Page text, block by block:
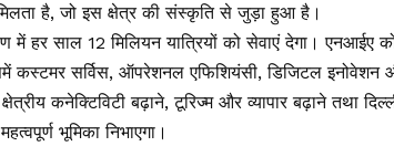
है, जो इस क्षेत्र की संस्कृति से जुड़ा हुआ है।
में हर साल 12 मिलियन यात्रियों को सेवाएं देगा।
कस्टमर सर्विस, ऑपरेशनल एफिशियंसी, डिजिटल इनोवेशन
कनेक्टिविटी बढ़ाने, टूरिज्म और व्यापार बढ़ाने तथा
भूमिका निभाएगा।